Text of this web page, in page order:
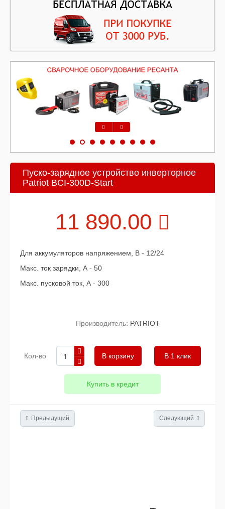
Пуско-зарядное устройство инверторное
Patriot BCI-300D-Start
11 890.00
Для аккумуляторов напряжением, В - 12/24
Макс. ток зарядки, А - 50
Макс. пусковой ток, А - 300
Производитель: PATRIOT
Кол-во В 1 клик
Купить в кредит
Предыдущий Следующий